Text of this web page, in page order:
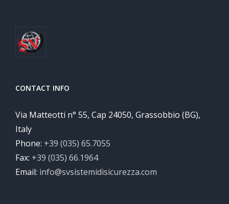
CONTACT INFO
Via Matteotti n° 55, Cap 24050, Grassobbio (BG),
Italy
Phone: +39 (035) 65.7055
Fax: +39 (035) 66.1964
Email: info@svsistemidisicurezza.com